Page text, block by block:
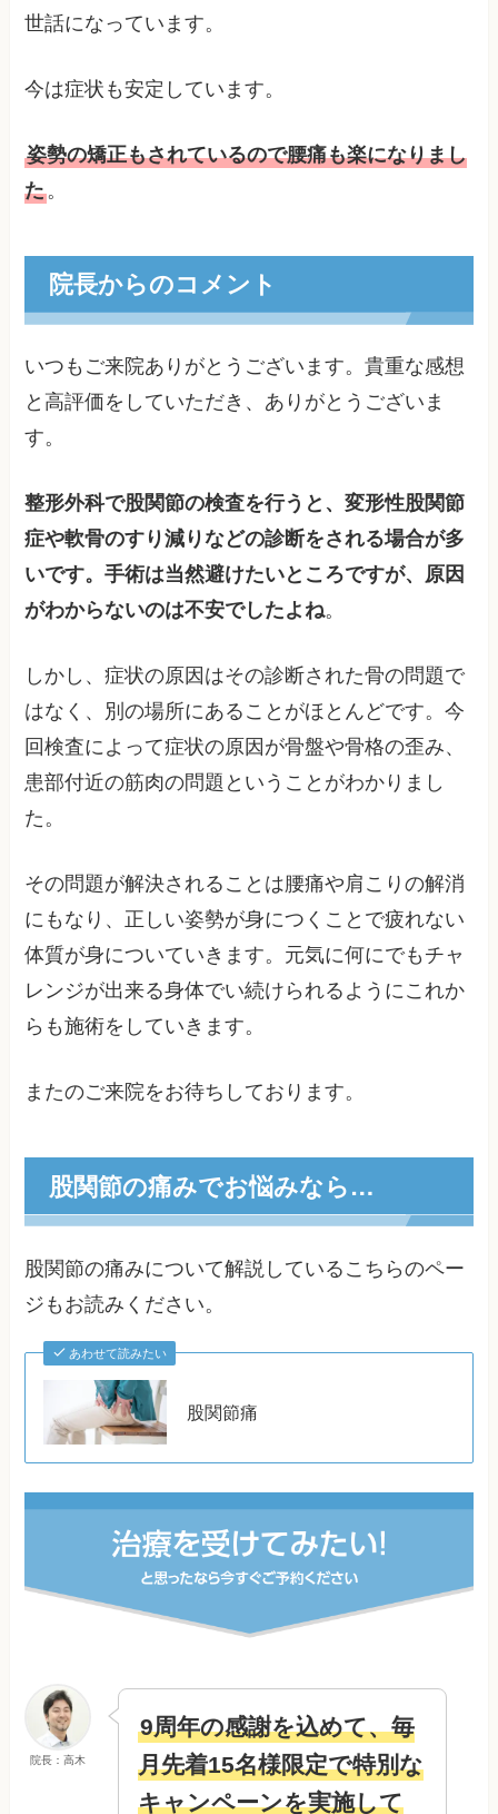
世話になっています。
今は症状も安定しています。
姿勢の矯正もされているので腰痛も楽になりまし
た。
院長からのコメント
いつもご来院ありがとうございます。貴重な感想
と高評価をしていただき、ありがとうございま
す。
整形外科で股関節の検査を行うと、変形性股関節
症や軟骨のすり減りなどの診断をされる場合が多
いです。手術は当然避けたいところですが、原因
がわからないのは不安でしたよね。
しかし、症状の原因はその診断された骨の問題で
はなく、別の場所にあることがほとんどです。今
回検査によって症状の原因が骨盤や骨格の歪み、
患部付近の筋肉の問題ということがわかりまし
た。
その問題が解決されることは腰痛や肩こりの解消
にもなり、正しい姿勢が身につくことで疲れない
体質が身についていきます。元気に何にでもチャ
レンジが出来る身体でい続けられるようにこれか
らも施術をしていきます。
またのご来院をお待ちしております。
股関節の痛みでお悩みなら…
股関節の痛みについて解説しているこちらのペー
ジもお読みください。
あわせて読みたい
股関節痛
院長：高木
9周年の感謝を込めて、毎
月先着15名様限定で特別な
キャンペーンを実施して